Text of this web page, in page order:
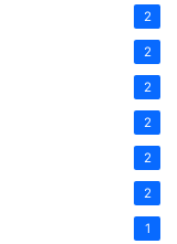
2
2
2
2
2
2
1